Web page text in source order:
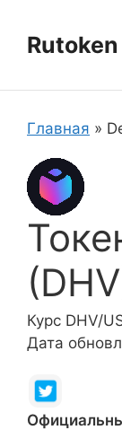
содержимому
Rutoken
Главная »
Курс DHV/
Дата